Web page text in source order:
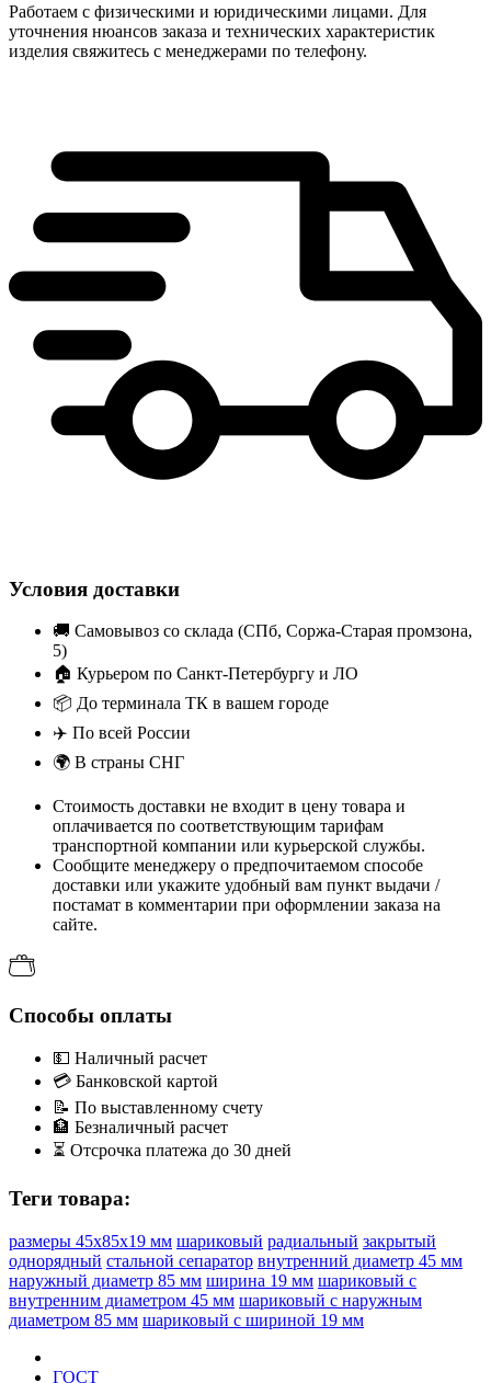
Работаем с физическими и юридическими лицами. Для
уточнения нюансов заказа и технических характеристик
изделия свяжитесь с менеджерами по телефону.
Условия доставки
🚚 Самовывоз со склада (СПб, Соржа-Старая промзона,
5)
🏠 Курьером по Санкт-Петербургу и ЛО
📦 До терминала ТК в вашем городе
✈️ По всей России
🌍 В страны СНГ
Стоимость доставки не входит в цену товара и
оплачивается по соответствующим тарифам
транспортной компании или курьерской службы.
Сообщите менеджеру о предпочитаемом способе
доставки или укажите удобный вам пункт выдачи /
постамат в комментарии при оформлении заказа на
сайте.
Способы оплаты
💵 Наличный расчет
💳 Банковской картой
📝 По выставленному счету
🏦 Безналичный расчет
⏳ Отсрочка платежа до 30 дней
Теги товара:
размеры 45x85x19 мм шариковый радиальный закрытый
однорядный стальной сепаратор внутренний диаметр 45 мм
наружный диаметр 85 мм ширина 19 мм шариковый с
внутренним диаметром 45 мм шариковый с наружным
диаметром 85 мм шариковый с шириной 19 мм
ГОСТ